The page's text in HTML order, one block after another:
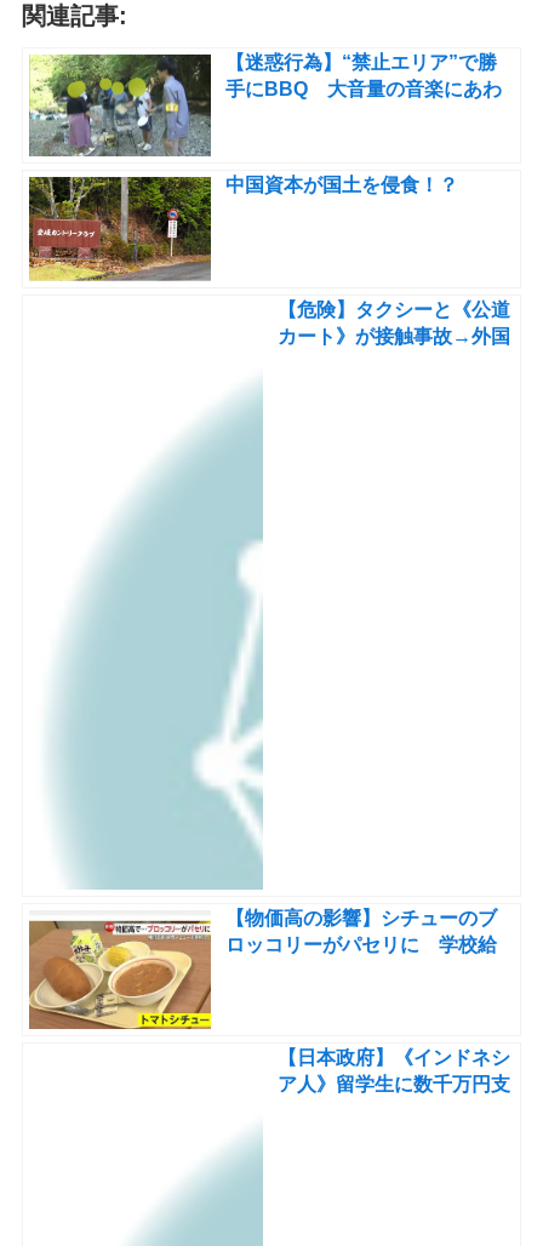
関連記事:
【迷惑行為】“禁止エリア”で勝
手にBBQ 大音量の音楽にあわ
中国資本が国土を侵食！？
【危険】タクシーと《公道
カート》が接触事故→外国
【物価高の影響】シチューのブ
ロッコリーがパセリに 学校給
【日本政府】《インドネシ
ア人》留学生に数千万円支